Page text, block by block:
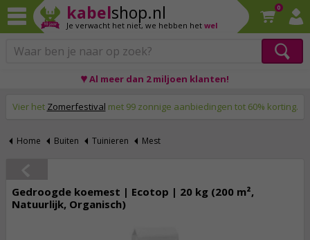
kabelshop.nl
Je verwacht het niet, we hebben het wel
0
♥ Al meer dan 2 miljoen klanten!
Vier het Zomerfestival met 99 zonnige aanbiedingen tot 60% korting.
Home Buiten Tuinieren Mest
Gedroogde koemest | Ecotop | 20 kg (200 m²,
Natuurlijk, Organisch)